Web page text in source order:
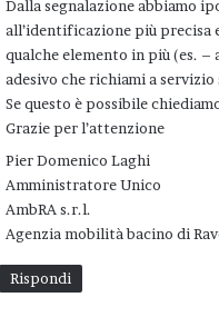
Dalla segnalazione abbiamo
all’identificazione più precisa
qualche elemento in più (es.
adesivo che richiami a
Se questo è possibile
Grazie per l’attenzione
Pier Domenico Laghi
Amministratore Unico
AmbRA s.r.l.
Agenzia mobilità bacino di
Rispondi